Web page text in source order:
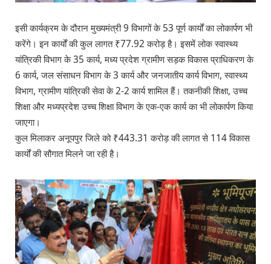
इसी कार्यक्रम के दौरान मुख्यमंत्री 9 विभागों के 53 पूर्ण कार्यों का लोकार्पण भी
करेंगे। इन कार्यों की कुल लागत ₹77.92 करोड़ है। इसमें लोक स्वास्थ्य
यांत्रिकी विभाग के 35 कार्य, मध्य प्रदेश ग्रामीण सड़क विकास प्राधिकरण के
6 कार्य, जल संसाधन विभाग के 3 कार्य और जनजातीय कार्य विभाग, स्वास्थ्य
विभाग, ग्रामीण यांत्रिकी सेवा के 2-2 कार्य शामिल हैं। तकनीकी शिक्षा, उच्च
शिक्षा और मध्यप्रदेश उच्च शिक्षा विभाग के एक-एक कार्य का भी लोकार्पण किया
जाएगा।
कुल मिलाकर अनूपपुर जिले को ₹443.31 करोड़ की लागत से 114 विकास
कार्यों की सौगात मिलने जा रही है।